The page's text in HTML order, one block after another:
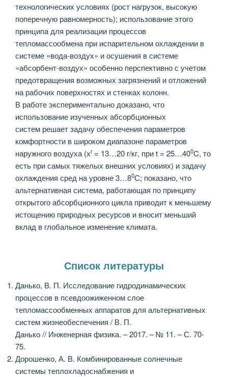
технологических условиях (рост нагрузок, высокую
поперечную равномерность); использование этого
принципа для реализации процессов
тепломассообмена при испарительном охлаждении в
системе «вода-воздух» и осушения в системе
«абсорбент-воздух» особенно перспективно с учетом
предотвращения возможных загрязнений и отложений
на рабочих поверхностях и стенках колонн.
В работе экспериментально доказано, что
использование изученных абсорбционных
систем решает задачу обеспечения параметров
комфортности в широком диапазоне параметров
наружного воздуха (хг = 13…20 г/кг, при t = 25…400C, то
есть при самых тяжелых внешних условиях) и задачу
охлаждения сред на уровне 3…80С; показано, что
альтернативная система, работающая по принципу
открытого абсорбционного цикла приводит к меньшему
истощению природных ресурсов и вносит меньший
вклад в глобальное изменение климата.
Список литературы
Данько, В. П. Исследование гидродинамических
процессов в псевдоожиженном слое
тепломассообменных аппаратов для альтернативных
систем жизнеобеспечения / В. П.
Данько // Инженерная физика. – 2017. – № 11. – С. 70-
75.
Дорошенко, А. В. Комбинированные солнечные
системы теплохладоснабжения и